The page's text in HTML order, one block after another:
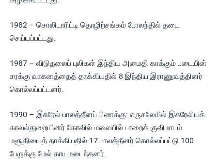
1982 – சொலிடாரிட்டி தொழிற்சங்கம் போலந்தில் தடை
செய்யப்பட்டது.
1987 – விடுதலைப் புலிகள் இந்திய அமைதி காக்கும் படையின்
சரக்கு வாகனத்தைத் தாக்கியதில் 8 இந்திய இராணுவத்தினர்
கொல்லப்பட்டனர்.
1990 – இசுரேல்-பாலத்தீனப் பிணக்கு: எருசலேமில் இசுரேலியக்
காவல்துறையினர் கோவில் மலையில் பாறைக் குவிமாடம்
மசூதியைத் தாக்கியதில் 17 பாலத்தீனர் கொல்லப்பட்டு 100
பேருக்கு மேல் காயமடைந்தனர்.